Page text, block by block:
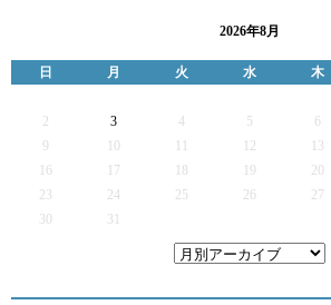
2026年8月
日 月 火 水 木
2
3 4 5 6
9
12 13
16
17 19 20
23
24 25 26 27
30
31